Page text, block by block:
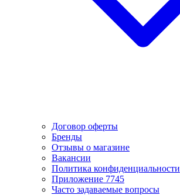
Договор оферты
Бренды
Отзывы о магазине
Вакансии
Политика конфиденциальности
Приложение 7745
Часто задаваемые вопросы